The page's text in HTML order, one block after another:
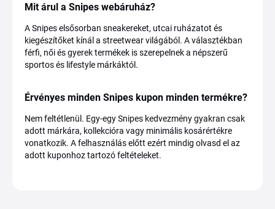
Mit árul a Snipes webáruház?
A Snipes elsősorban sneakereket, utcai ruházatot és
kiegészítőket kínál a streetwear világából. A választékban
férfi, női és gyerek termékek is szerepelnek a népszerű
sportos és lifestyle márkáktól.
Érvényes minden Snipes kupon minden termékre?
Nem feltétlenül. Egy-egy Snipes kedvezmény gyakran csak
adott márkára, kollekcióra vagy minimális kosárértékre
vonatkozik. A felhasználás előtt ezért mindig olvasd el az
adott kuponhoz tartozó feltételeket.